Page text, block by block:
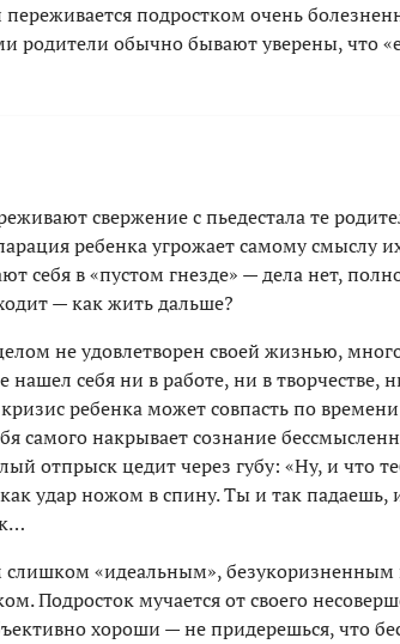
подростком очень
родители обычно бывают уверены, что
свержение с пьедестала те
ребенка угрожает самому смыслу
себя в «пустом гнезде» — дела нет,
— как жить дальше?
не удовлетворен своей жизнью,
нашел себя ни в работе, ни в творчестве,
ребенка может совпасть по
самого накрывает сознание
отпрыск цедит через губу: «Ну, и что
удар ножом в спину. Ты и так падаешь,
«идеальным», безукоризненным
Подросток мучается от своего
хороши — не придерешься, что